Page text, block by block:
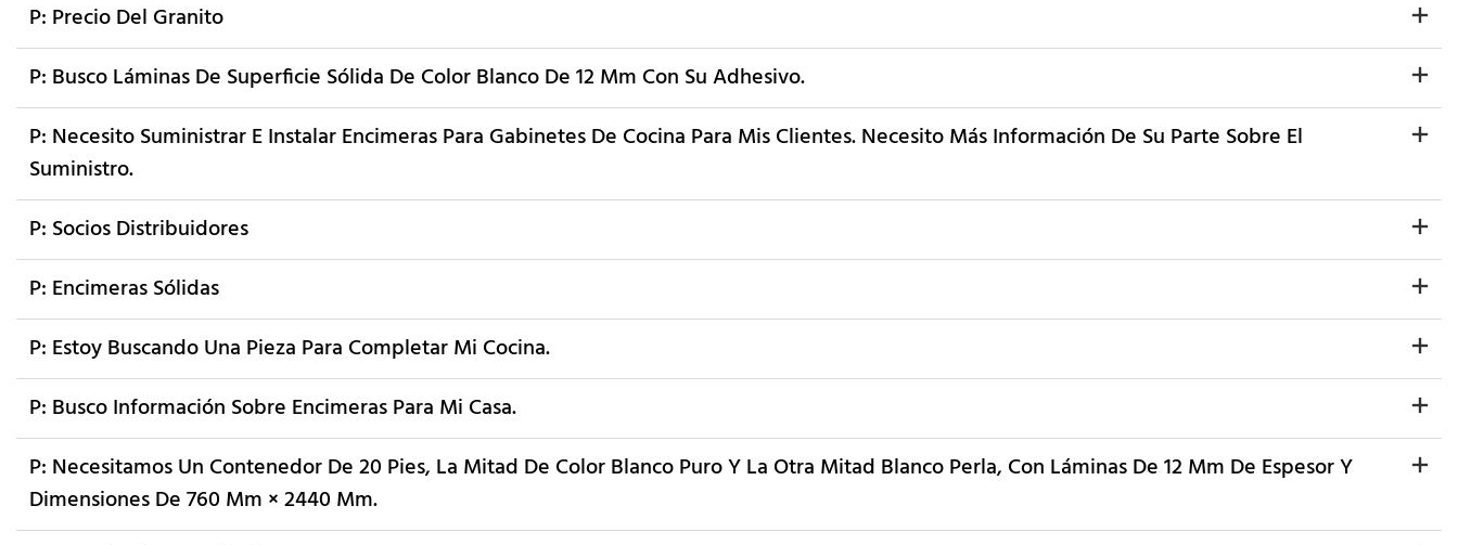
P: Precio Del Granito
P: Busco Láminas De Superficie Sólida De Color Blanco De 12 Mm Con Su Adhesivo.
P: Necesito Suministrar E Instalar Encimeras Para Gabinetes De Cocina Para Mis Clientes. Necesito Más Información De Su Parte Sobre El
Suministro.
P: Socios Distribuidores
P: Encimeras Sólidas
P: Estoy Buscando Una Pieza Para Completar Mi Cocina.
P: Busco Información Sobre Encimeras Para Mi Casa.
P: Necesitamos Un Contenedor De 20 Pies, La Mitad De Color Blanco Puro Y La Otra Mitad Blanco Perla, Con Láminas De 12 Mm De Espesor Y
Dimensiones De 760 Mm × 2440 Mm.